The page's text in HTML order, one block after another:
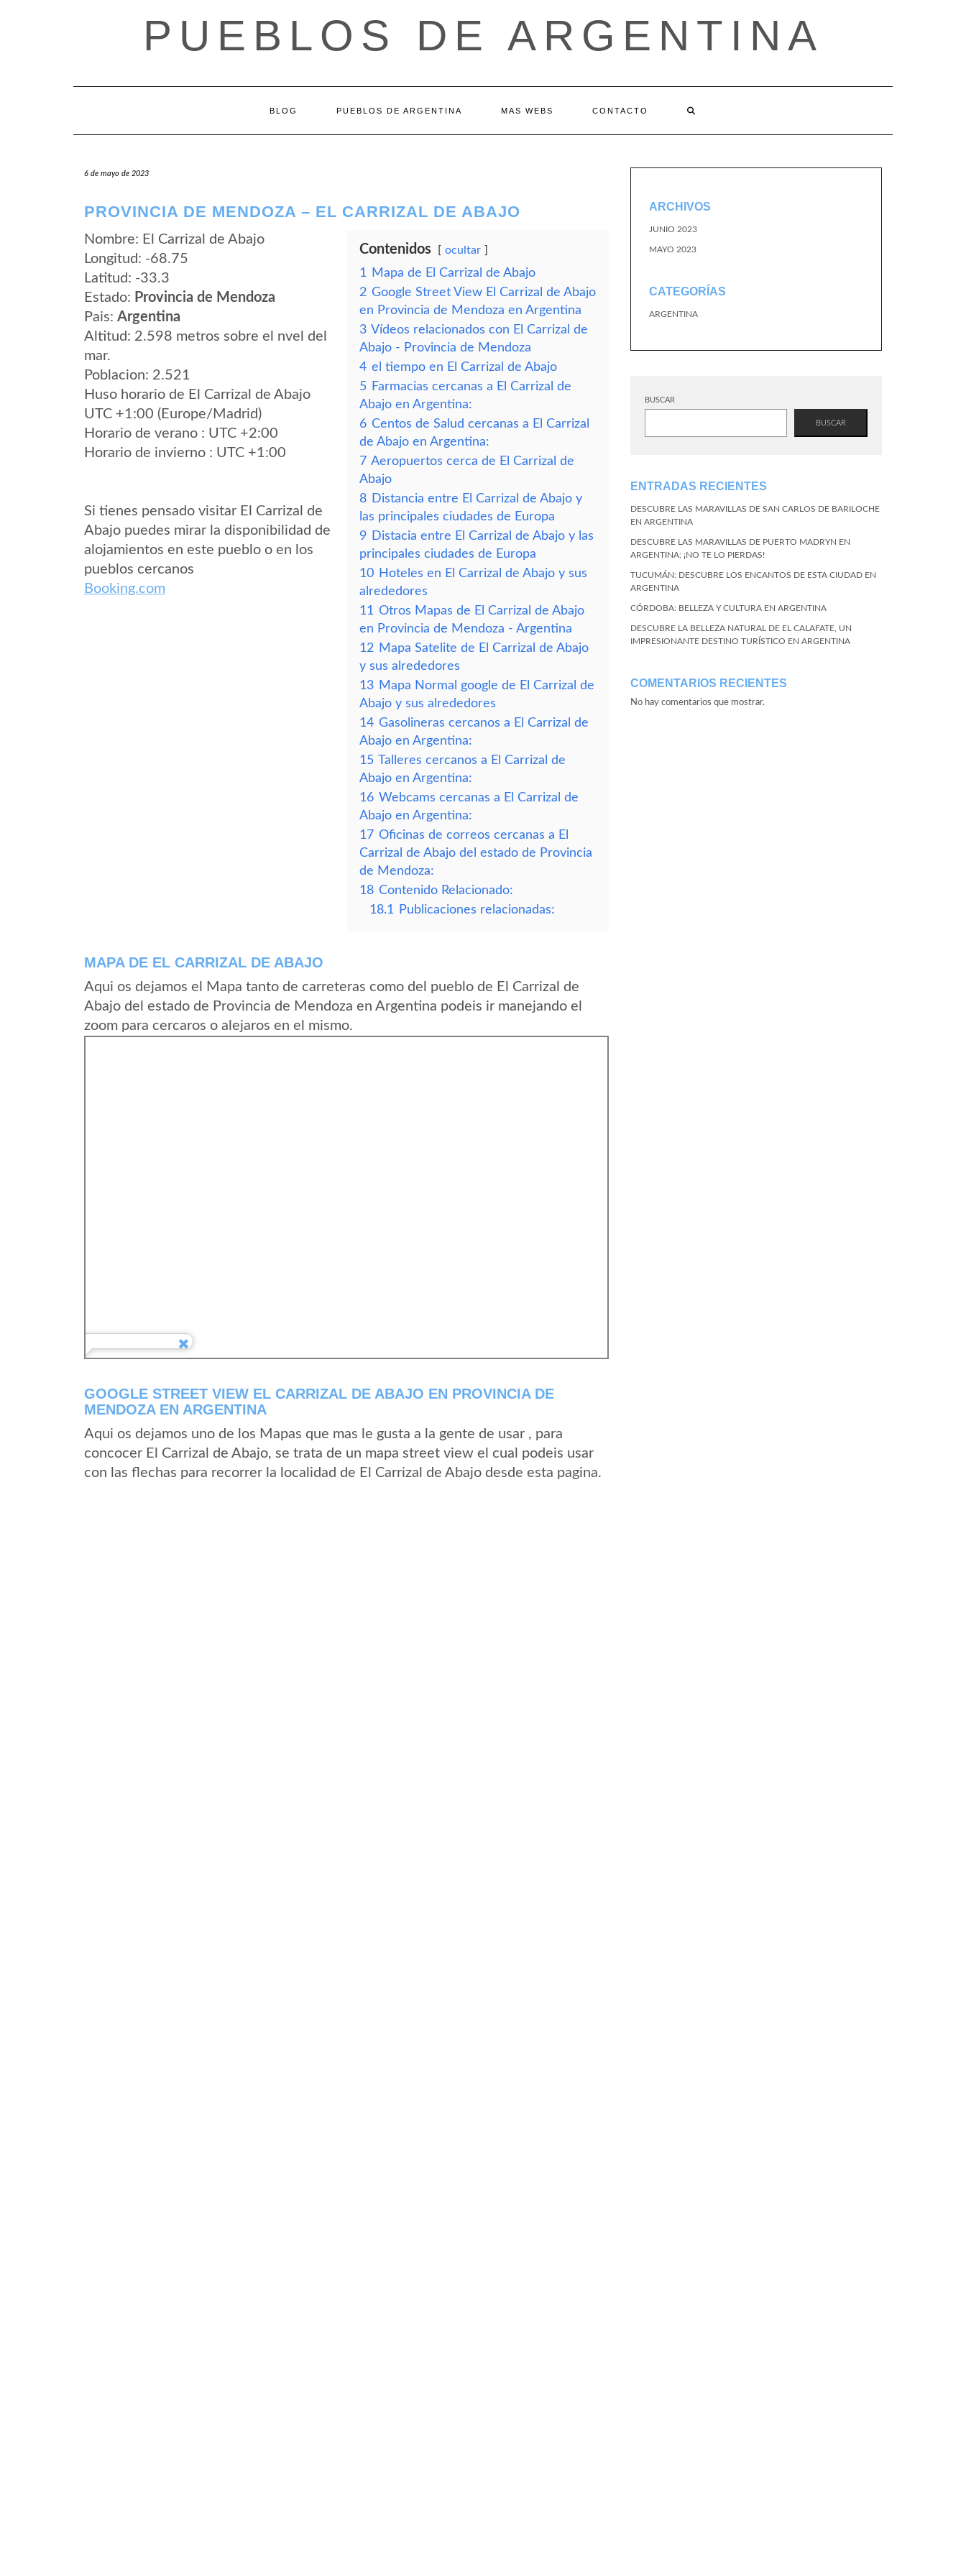
PUEBLOS DE ARGENTINA
BLOG PUEBLOS DE ARGENTINA MAS WEBS CONTACTO
6 de mayo de 2023
PROVINCIA DE MENDOZA – EL CARRIZAL DE ABAJO
Nombre: El Carrizal de Abajo
Longitud: -68.75
Latitud: -33.3
Estado: Provincia de Mendoza
Pais: Argentina
Altitud: 2.598 metros sobre el nvel del
mar.
Poblacion: 2.521
Huso horario de El Carrizal de Abajo
UTC +1:00 (Europe/Madrid)
Horario de verano : UTC +2:00
Horario de invierno : UTC +1:00
Si tienes pensado visitar El Carrizal de
Abajo puedes mirar la disponibilidad de
alojamientos en este pueblo o en los
pueblos cercanos
Booking.com
Contenidos ocultar
1
Mapa de El Carrizal de Abajo
2 Google Street View El Carrizal de Abajo
en Provincia de Mendoza en Argentina
3 Vídeos relacionados con El Carrizal de
Abajo - Provincia de Mendoza
4 el tiempo en El Carrizal de Abajo
5 Farmacias cercanas a El Carrizal de
Abajo en Argentina:
6 Centos de Salud cercanas a El Carrizal
de Abajo en Argentina:
7 Aeropuertos cerca de El Carrizal de
Abajo
8 Distancia entre El Carrizal de Abajo y
las principales ciudades de Europa
9 Distacia entre El Carrizal de Abajo y las
principales ciudades de Europa
10 Hoteles en El Carrizal de Abajo y sus
alrededores
11 Otros Mapas de El Carrizal de Abajo
en Provincia de Mendoza - Argentina
12 Mapa Satelite de El Carrizal de Abajo
y sus alrededores
13 Mapa Normal google de El Carrizal de
Abajo y sus alrededores
14 Gasolineras cercanos a El Carrizal de
Abajo en Argentina:
15 Talleres cercanos a El Carrizal de
Abajo en Argentina:
16 Webcams cercanas a El Carrizal de
Abajo en Argentina:
17 Oficinas de correos cercanas a El
Carrizal de Abajo del estado de Provincia
de Mendoza:
18 Contenido Relacionado:
18.1
Publicaciones relacionadas:
MAPA DE EL CARRIZAL DE ABAJO
Aqui os dejamos el Mapa tanto de carreteras como del pueblo de El Carrizal de
Abajo del estado de Provincia de Mendoza en Argentina podeis ir manejando el
zoom para cercaros o alejaros en el mismo.
GOOGLE STREET VIEW EL CARRIZAL DE ABAJO EN PROVINCIA DE
MENDOZA EN ARGENTINA
Aqui os dejamos uno de los Mapas que mas le gusta a la gente de usar , para
concocer El Carrizal de Abajo, se trata de un mapa street view el cual podeis usar
con las flechas para recorrer la localidad de El Carrizal de Abajo desde esta pagina.
ARCHIVOS
JUNIO 2023
MAYO 2023
CATEGORÍAS
ARGENTINA
BUSCAR
BUSCAR
ENTRADAS RECIENTES
DESCUBRE LAS MARAVILLAS DE SAN CARLOS DE BARILOCHE
EN ARGENTINA
DESCUBRE LAS MARAVILLAS DE PUERTO MADRYN EN
ARGENTINA: ¡NO TE LO PIERDAS!
TUCUMÁN: DESCUBRE LOS ENCANTOS DE ESTA CIUDAD EN
ARGENTINA
CÓRDOBA: BELLEZA Y CULTURA EN ARGENTINA
DESCUBRE LA BELLEZA NATURAL DE EL CALAFATE, UN
IMPRESIONANTE DESTINO TURÍSTICO EN ARGENTINA
COMENTARIOS RECIENTES
No hay comentarios que mostrar.